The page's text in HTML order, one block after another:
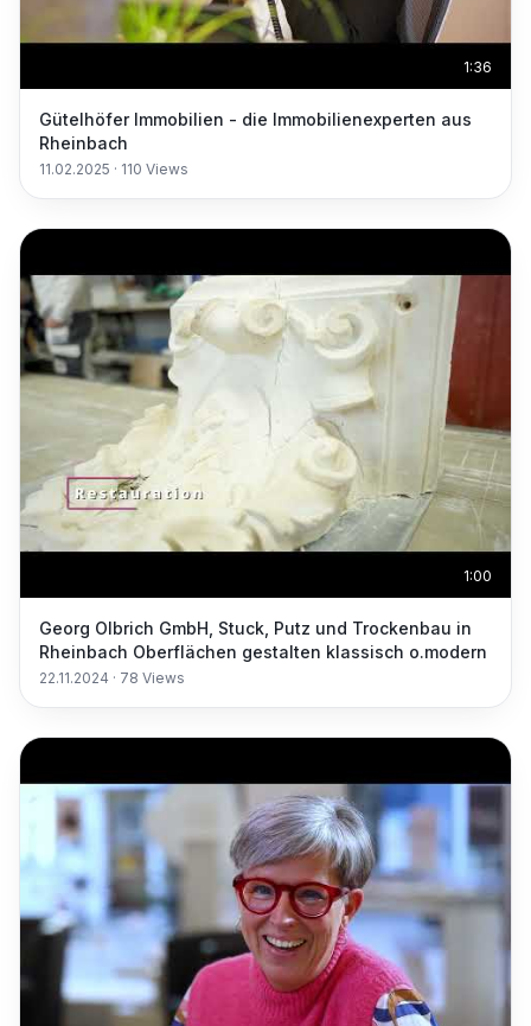
1:36
Gütelhöfer Immobilien - die Immobilienexperten aus
Rheinbach
11.02.2025 · 110 Views
1:00
Georg Olbrich GmbH, Stuck, Putz und Trockenbau in
Rheinbach Oberflächen gestalten klassisch o.modern
22.11.2024 · 78 Views